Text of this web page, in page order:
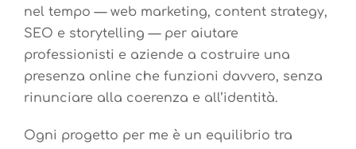
nel tempo — web marketing, content strategy,
SEO e storytelling — per aiutare
professionisti e aziende a costruire una
presenza online che funzioni davvero, senza
rinunciare alla coerenza e all’identità.
Ogni progetto per me è un equilibrio tra